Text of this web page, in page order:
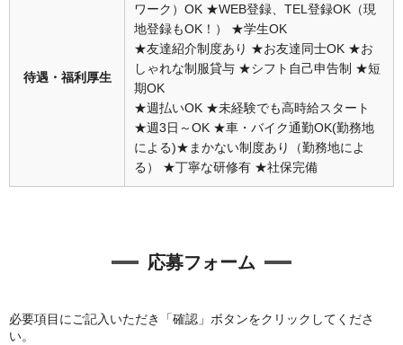
待遇・福利厚生
ワーク）OK ★WEB登録、TEL登録OK（現
地登録もOK！） ★学生OK
★友達紹介制度あり ★お友達同士OK ★お
しゃれな制服貸与 ★シフト自己申告制 ★短
期OK
★週払いOK ★未経験でも高時給スタート
★週3日～OK ★車・バイク通勤OK(勤務地
による)★まかない制度あり（勤務地によ
る） ★丁寧な研修有 ★社保完備
応募フォーム
必要項目にご記入いただき「確認」ボタンをクリックしてくださ
い。